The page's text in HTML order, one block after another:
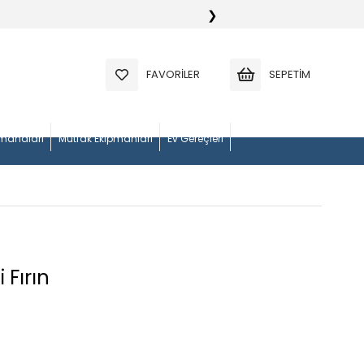
❯
FAVORILER SEPETIM
Mutfak Ekipmanları Ev Gereçleri